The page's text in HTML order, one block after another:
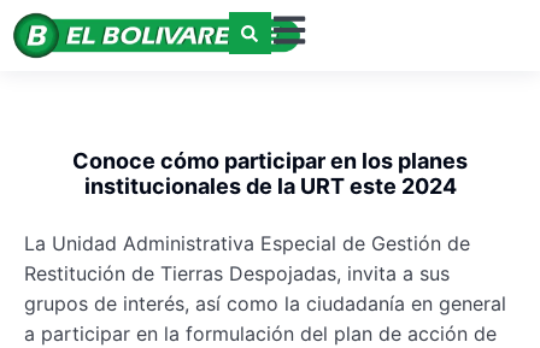
Conoce cómo participar en los planes
institucionales de la URT este 2024
La Unidad Administrativa Especial de Gestión de
Restitución de Tierras Despojadas, invita a sus
grupos de interés, así como la ciudadanía en general
a participar en la formulación del plan de acción de